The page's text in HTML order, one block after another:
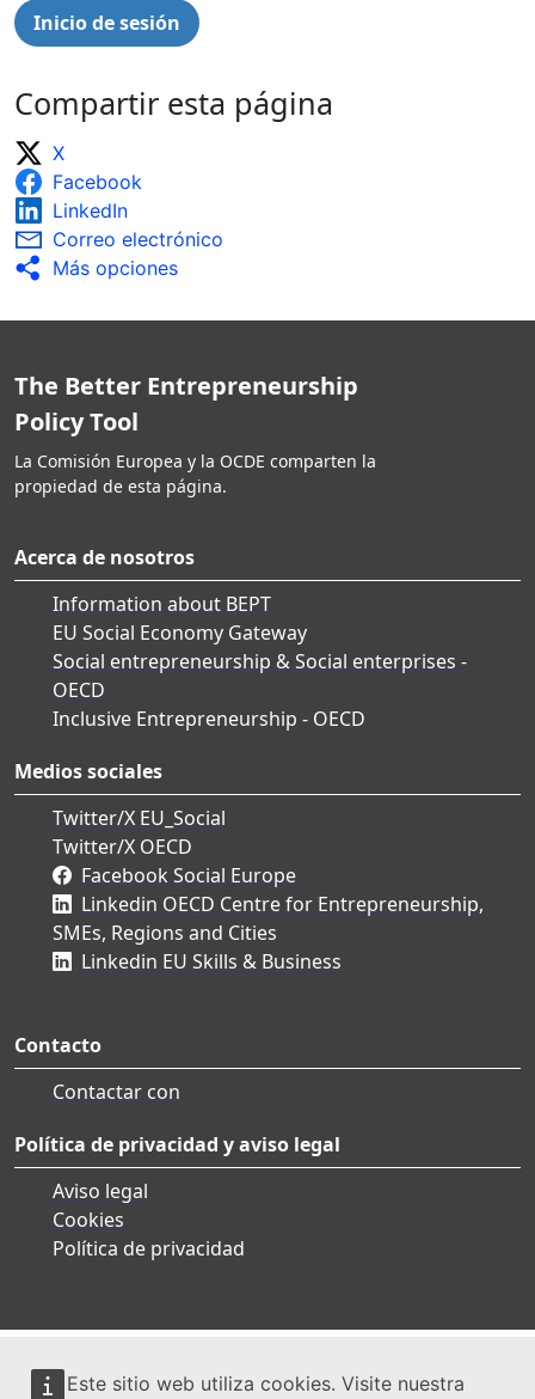
Este sitio web utiliza cookies. Visite nuestra
Compartir esta página
X
Facebook
LinkedIn
Correo electrónico
Más opciones
The Better Entrepreneurship
Policy Tool
La Comisión Europea y la OCDE comparten la
propiedad de esta página.
Acerca de nosotros
Information about BEPT
EU Social Economy Gateway
Social entrepreneurship & Social enterprises -
OECD
Inclusive Entrepreneurship - OECD
Medios sociales
Twitter/X EU_Social
Twitter/X OECD
Facebook Social Europe
Linkedin OECD Centre for Entrepreneurship,
SMEs, Regions and Cities
Linkedin EU Skills & Business
Contacto
Contactar con
Política de privacidad y aviso legal
Aviso legal
Cookies
Política de privacidad